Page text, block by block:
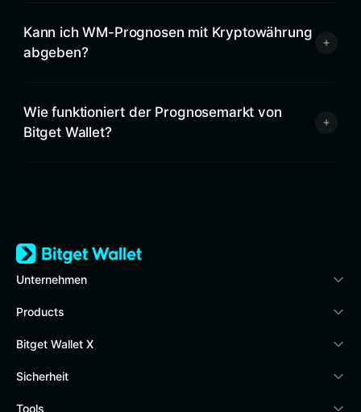
Kann ich WM-Prognosen mit Kryptowährung
abgeben?
Wie funktioniert der Prognosemarkt von
Bitget Wallet?
Unternehmen
Über Bitget Wallet
Blog
Academy
Krypto-News
Products
Crypto Card
Stablecoin Earn
Payfi Crypto
Bitget Wallet X
Developer
Wallet verbinden
Sicherheit
Protection-Fonds
Tools